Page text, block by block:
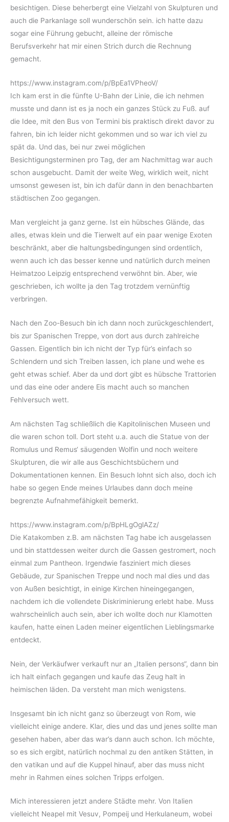
besichtigen. Diese beherbergt eine Vielzahl von Skulpturen und
auch die Parkanlage soll wunderschön sein. ich hatte dazu
sogar eine Führung gebucht, alleine der römische
Berufsverkehr hat mir einen Strich durch die Rechnung
gemacht.
https://www.instagram.com/p/BpEa1VPheoV/
Ich kam erst in die fünfte U-Bahn der Linie, die ich nehmen
musste und dann ist es ja noch ein ganzes Stück zu Fuß. auf
die Idee, mit den Bus von Termini bis praktisch direkt davor zu
fahren, bin ich leider nicht gekommen und so war ich viel zu
spät da. Und das, bei nur zwei möglichen
Besichtigungsterminen pro Tag, der am Nachmittag war auch
schon ausgebucht. Damit der weite Weg, wirklich weit, nicht
umsonst gewesen ist, bin ich dafür dann in den benachbarten
städtischen Zoo gegangen.
Man vergleicht ja ganz gerne. Ist ein hübsches Glände, das
alles, etwas klein und die Tierwelt auf ein paar wenige Exoten
beschränkt, aber die haltungsbedingungen sind ordentlich,
wenn auch ich das besser kenne und natürlich durch meinen
Heimatzoo Leipzig entsprechend verwöhnt bin. Aber, wie
geschrieben, ich wollte ja den Tag trotzdem vernünftig
verbringen.
Nach den Zoo-Besuch bin ich dann noch zurückgeschlendert,
bis zur Spanischen Treppe, von dort aus durch zahlreiche
Gassen. Eigentlich bin ich nicht der Typ für’s einfach so
Schlendern und sich Treiben lassen, ich plane und wehe es
geht etwas schief. Aber da und dort gibt es hübsche Trattorien
und das eine oder andere Eis macht auch so manchen
Fehlversuch wett.
Am nächsten Tag schließlich die Kapitolinischen Museen und
die waren schon toll. Dort steht u.a. auch die Statue von der
Romulus und Remus‘ säugenden Wolfin und noch weitere
Skulpturen, die wir alle aus Geschichtsbüchern und
Dokumentationen kennen. Ein Besuch lohnt sich also, doch ich
habe so gegen Ende meines Urlaubes dann doch meine
begrenzte Aufnahmefähigkeit bemerkt.
https://www.instagram.com/p/BpHLgOglAZz/
Die Katakomben z.B. am nächsten Tag habe ich ausgelassen
und bin stattdessen weiter durch die Gassen gestromert, noch
einmal zum Pantheon. Irgendwie fasziniert mich dieses
Gebäude, zur Spanischen Treppe und noch mal dies und das
von Außen besichtigt, in einige Kirchen hineingegangen,
nachdem ich die vollendete Diskriminierung erlebt habe. Muss
wahrscheinlich auch sein, aber ich wollte doch nur Klamotten
kaufen, hatte einen Laden meiner eigentlichen Lieblingsmarke
entdeckt.
Nein, der Verkäufwer verkauft nur an „Italien persons“, dann bin
ich halt einfach gegangen und kaufe das Zeug halt in
heimischen läden. Da versteht man mich wenigstens.
Insgesamt bin ich nicht ganz so überzeugt von Rom, wie
vielleicht einige andere. Klar, dies und das und jenes sollte man
gesehen haben, aber das war’s dann auch schon. Ich möchte,
so es sich ergibt, natürlich nochmal zu den antiken Stätten, in
den vatikan und auf die Kuppel hinauf, aber das muss nicht
mehr in Rahmen eines solchen Tripps erfolgen.
Mich interessieren jetzt andere Städte mehr. Von Italien
vielleicht Neapel mit Vesuv, Pompeij und Herkulaneum, wobei